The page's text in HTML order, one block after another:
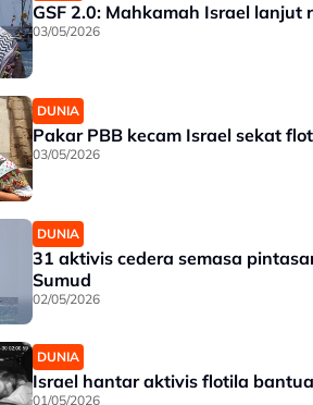
GSF 2.0: Mahkamah Israel
03/05/2026
DUNIA
Pakar PBB kecam Israel sekat
03/05/2026
DUNIA
31 aktivis cedera semasa
Sumud
02/05/2026
DUNIA
Israel hantar aktivis flotila
01/05/2026